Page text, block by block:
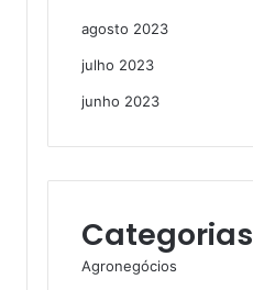
agosto 2023
julho 2023
junho 2023
Categorias
Agronegócios